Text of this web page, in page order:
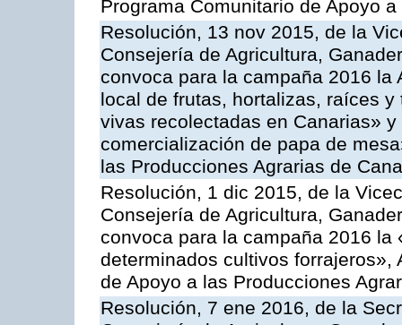
Programa Comunitario de Apoyo
Resolución, 13 nov 2015, de la
Consejería de Agricultura,
convoca para la campaña 2016
local de frutas, hortalizas, raíces
vivas recolectadas en Canarias»
comercialización de papa de
las Producciones Agrarias de
Resolución, 1 dic 2015, de la
Consejería de Agricultura,
convoca para la campaña 2016 la
determinados cultivos forrajeros»,
de Apoyo a las Producciones
Resolución, 7 ene 2016, de la